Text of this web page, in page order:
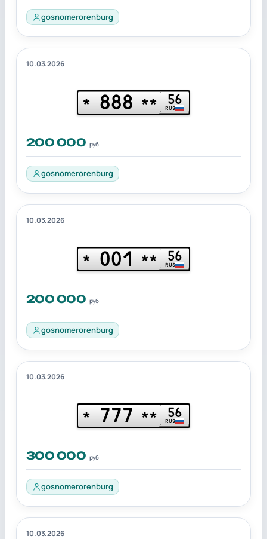
gosnomerorenburg
10.03.2026
* 888 ** 56
RUS
200 000 руб
gosnomerorenburg
10.03.2026
* 001 ** 56
RUS
200 000 руб
gosnomerorenburg
10.03.2026
* 777 ** 56
RUS
300 000 руб
gosnomerorenburg
10.03.2026